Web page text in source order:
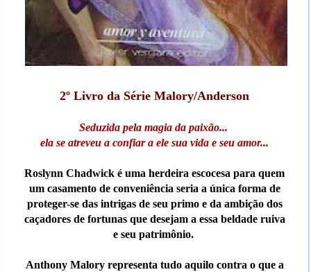
2º Livro da Série Malory/Anderson
Seduzida pela magia da paixão...
ela se atreveu a confiar a ele sua vida e seu amor...
Roslynn Chadwick é uma herdeira escocesa para quem
um casamento de conveniência seria a única forma de
proteger-se das intrigas de seu primo e da ambição dos
caçadores de fortunas que desejam a essa beldade ruiva
e seu patrimônio.
Anthony Malory representa tudo aquilo contra o que a